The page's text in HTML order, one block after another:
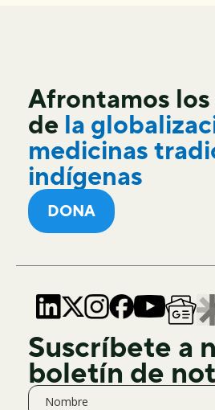
Afrontamos los
de la
medicinas
indígenas
DONA
Suscríbete a
boletín de